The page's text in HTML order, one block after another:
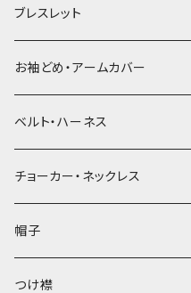
ブレスレット
お袖どめ・アームカバー
ベルト・ハーネス
チョーカー・ネックレス
帽子
ベレー帽
つけ襟